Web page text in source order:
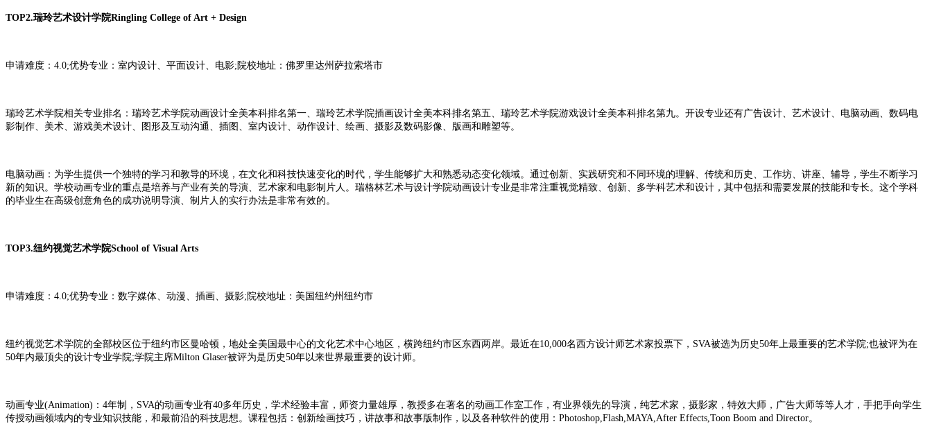
TOP2.瑞玲艺术设计学院Ringling College of Art + Design
申请难度：4.0;优势专业：室内设计、平面设计、电影;院校地址：佛罗里达州萨拉索塔市
瑞玲艺术学院相关专业排名：瑞玲艺术学院动画设计全美本科排名第一、瑞玲艺术学院插画设计全美本科排名第五、瑞玲艺术学院游戏设计全美本科排名第九。开设专业还有广告设计、艺术设计、电脑动画、数码电
影制作、美术、游戏美术设计、图形及互动沟通、插图、室内设计、动作设计、绘画、摄影及数码影像、版画和雕塑等。
电脑动画：为学生提供一个独特的学习和教导的环境，在文化和科技快速变化的时代，学生能够扩大和熟悉动态变化领域。通过创新、实践研究和不同环境的理解、传统和历史、工作坊、讲座、辅导，学生不断学习
新的知识。学校动画专业的重点是培养与产业有关的导演、艺术家和电影制片人。瑞格林艺术与设计学院动画设计专业是非常注重视觉精致、创新、多学科艺术和设计，其中包括和需要发展的技能和专长。这个学科
的毕业生在高级创意角色的成功说明导演、制片人的实行办法是非常有效的。
TOP3.纽约视觉艺术学院School of Visual Arts
申请难度：4.0;优势专业：数字媒体、动漫、插画、摄影;院校地址：美国纽约州纽约市
纽约视觉艺术学院的全部校区位于纽约市区曼哈顿，地处全美国最中心的文化艺术中心地区，横跨纽约市区东西两岸。最近在10,000名西方设计师艺术家投票下，SVA被选为历史50年上最重要的艺术学院;也被评为在
50年内最顶尖的设计专业学院;学院主席Milton Glaser被评为是历史50年以来世界最重要的设计师。
动画专业(Animation)：4年制，SVA的动画专业有40多年历史，学术经验丰富，师资力量雄厚，教授多在著名的动画工作室工作，有业界领先的导演，纯艺术家，摄影家，特效大师，广告大师等等人才，手把手向学生
传授动画领域内的专业知识技能，和最前沿的科技思想。课程包括：创新绘画技巧，讲故事和故事版制作，以及各种软件的使用：Photoshop,Flash,MAYA,After Effects,Toon Boom and Director。